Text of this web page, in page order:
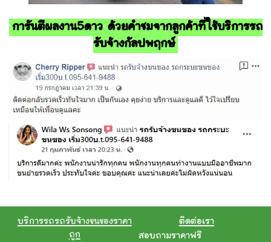
การันตีผลงาน5ดาว ด้วยคำชมจากลูกค้าที่ใช้บริการรถ
รับจ้างกัลปพฤกษ์
บริการรถรถรับจ้างขนของราคา
ถูก
ติดต่อเรา
สอบถามราคาฟรี